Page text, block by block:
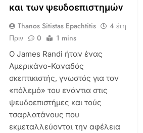
και των ψευδοεπιστημών
Thanos Sitistas Epachtitis
4 έτη
Πριν
0 1 mins
Ο James Randi ήταν ένας
Αμερικάνο-Καναδός
σκεπτικιστής, γνωστός για τον
«πόλεμό» του ενάντια στις
ψευδοεπιστήμες και τούς
τσαρλατάνους που
εκμεταλλεύονται την αφέλεια